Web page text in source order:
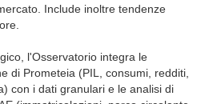
Include inoltre tendenze
l'Osservatorio integra le
di Prometeia (PIL, consumi, redditi,
con i dati granulari e le analisi di